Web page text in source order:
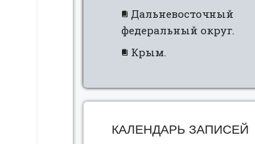
Дальневосточный
федеральный округ.
Крым.
КАЛЕНДАРЬ ЗАПИСЕЙ